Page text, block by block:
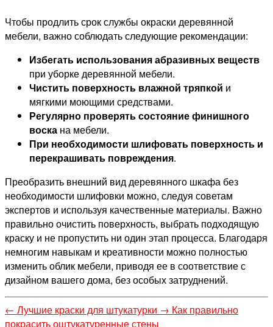
Чтобы продлить срок службы окраски деревянной
мебели, важно соблюдать следующие рекомендации:
Избегать использования абразивных веществ
при уборке деревянной мебели.
Чистить поверхность влажной тряпкой и
мягкими моющими средствами.
Регулярно проверять состояние финишного
воска на мебели.
При необходимости шлифовать поверхность и
перекрашивать повреждения.
Преобразить внешний вид деревянного шкафа без
необходимости шлифовки можно, следуя советам
экспертов и используя качественные материалы. Важно
правильно очистить поверхность, выбрать подходящую
краску и не пропустить ни один этап процесса. Благодаря
немногим навыкам и креативности можно полностью
изменить облик мебели, приводя ее в соответствие с
дизайном вашего дома, без особых затруднений.
← Лучшие краски для штукатурки → Как правильно
покрасить оштукатуренные стены